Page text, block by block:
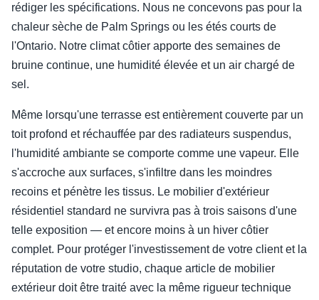
rédiger les spécifications. Nous ne concevons pas pour la
chaleur sèche de Palm Springs ou les étés courts de
l'Ontario. Notre climat côtier apporte des semaines de
bruine continue, une humidité élevée et un air chargé de
sel.
Même lorsqu'une terrasse est entièrement couverte par un
toit profond et réchauffée par des radiateurs suspendus,
l'humidité ambiante se comporte comme une vapeur. Elle
s'accroche aux surfaces, s'infiltre dans les moindres
recoins et pénètre les tissus. Le mobilier d'extérieur
résidentiel standard ne survivra pas à trois saisons d'une
telle exposition — et encore moins à un hiver côtier
complet. Pour protéger l'investissement de votre client et la
réputation de votre studio, chaque article de mobilier
extérieur doit être traité avec la même rigueur technique